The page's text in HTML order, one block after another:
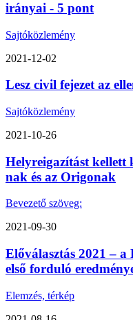
irányai - 5 pont
Sajtóközlemény
2021-12-02
Lesz civil fejezet az
Sajtóközlemény
2021-10-26
Helyreigazítást kellett
nak és az Origonak
Bevezető szöveg:
2021-09-30
Előválasztás 2021 – a
első forduló
Elemzés, térkép